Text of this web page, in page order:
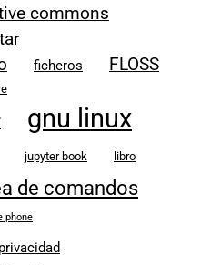
commons
ficheros FLOSS
gnu linux
jupyter book libro
de comandos
phone
privacidad